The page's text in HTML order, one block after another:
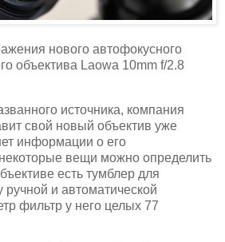
нового автофокусного
объектива Laowa 10mm f/2.8
источника, компания
свой новый объектив уже
информации о его
вещи можно определить
есть тумблер для
и автоматической
фильтр у него целых 77